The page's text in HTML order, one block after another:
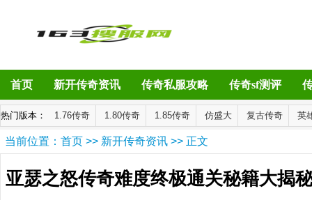
首页 新开传奇资讯 传奇私服攻略 传奇sf测评
热门版本： 1.76传奇 1.80传奇 1.85传奇 仿盛大 复古传奇 英
当前位置： 首页 >> 新开传奇资讯 >> 正文
亚瑟之怒传奇难度终极通关秘籍大揭